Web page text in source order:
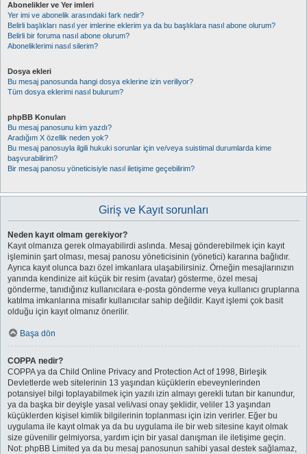
Abonelikler ve Yer imleri
Yer imi ve abonelik arasındaki fark nedir?
Belirli başlıkları nasıl yer imlerine eklerim ya da bu başlıklara nasıl abone olurum?
Belirli bir foruma nasıl abone olurum?
Aboneliklerimi nasıl silerim?
Dosya ekleri
Bu mesaj panosunda hangi dosya eklerine izin veriliyor?
Tüm dosya eklerimi nasıl bulurum?
phpBB Konuları
Bu mesaj panosunu kim yazdı?
Aradığım X özellik neden yok?
Bu mesaj panosuyla ilgili hukuki sorunlar için ve/veya suistimal durumlarda kime
başvurabilirim?
Bir mesaj panosu yöneticisiyle nasıl iletişime geçebilirim?
Giriş ve Kayıt sorunları
Neden kayıt olmam gerekiyor?
Kayıt olmanıza gerek olmayabilirdi aslında. Mesaj gönderebilmek için kayıt
işleminin şart olması, mesaj panosu yöneticisinin (yönetici) kararına bağlıdır.
Ayrıca kayıt olunca bazı özel imkanlara ulaşabilirsiniz. Örneğin mesajlarınızın
yanında kendinize ait küçük bir resim (avatar) gösterme, özel mesaj
gönderme, tanıdığınız kullanıcılara e-posta gönderme veya kullanıcı gruplarına
katılma imkanlarına misafir kullanıcılar sahip değildir. Kayıt işlemi çok basit
olduğu için kayıt olmanız önerilir.
Başa dön
COPPA nedir?
COPPA ya da Child Online Privacy and Protection Act of 1998, Birleşik
Devletlerde web sitelerinin 13 yaşından küçüklerin ebeveynlerinden
potansiyel bilgi toplayabilmek için yazılı izin almayı gerekli tutan bir kanundur,
ya da başka bir deyişle yasal veli/vasi onay şeklidir, veliler 13 yaşından
küçüklerden kişisel kimlik bilgilerinin toplanması için izin verirler. Eğer bu
uygulama ile kayıt olmak ya da bu uygulama ile bir web sitesine kayıt olmak
size güvenilir gelmiyorsa, yardım için bir yasal danışman ile iletişime geçin.
Not: phpBB Limited ya da bu mesaj panosunun sahibi yasal destek sağlamaz,